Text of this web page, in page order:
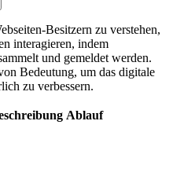
Besitzern zu verstehen,
interagieren, indem
und gemeldet werden.
Bedeutung, um das digitale
zu verbessern.
Ablauf